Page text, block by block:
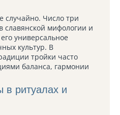
случайно. Число три
славянской мифологии и
универсальное
культур. В
тройки часто
баланса, гармонии
в ритуалах и